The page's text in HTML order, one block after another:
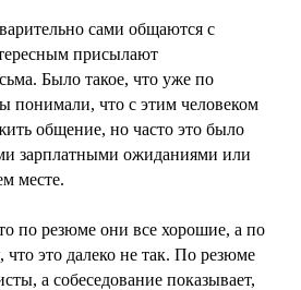
сами общаются с
присылают
Было такое, что уже по
понимали, что с этим человеком
общение, но часто это было
зарплатными ожиданиями или
месте.
по резюме они все хорошие, а по
это далеко не так. По резюме
а собеседование показывает,